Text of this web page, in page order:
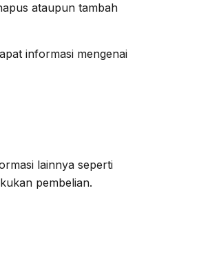
ataupun tambah
informasi mengenai
lainnya seperti
pembelian.